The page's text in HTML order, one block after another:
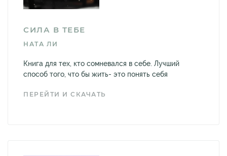
СИЛА В ТЕБЕ
НАТА ЛИ
Книга для тех, кто сомневался в себе. Лучший
способ того, что бы жить- это понять себя
ПЕРЕЙТИ И СКАЧАТЬ